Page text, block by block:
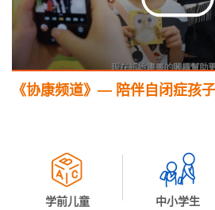
《协康频道》— 陪伴自闭症孩
学前儿童 中小学生